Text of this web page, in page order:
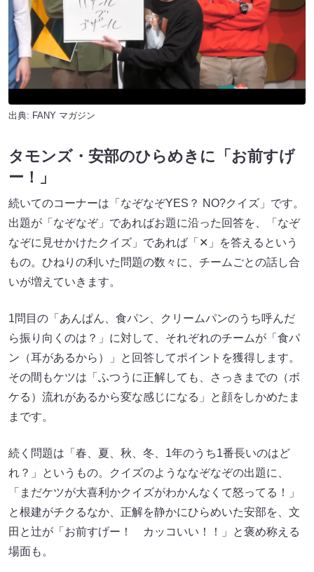
出典: FANY マガジン
タモンズ・安部のひらめきに「お前すげ
ー！」
続いてのコーナーは「なぞなぞYES？ NO?クイズ」です。
出題が「なぞなぞ」であればお題に沿った回答を、「なぞ
なぞに見せかけたクイズ」であれば「✕」を答えるという
もの。ひねりの利いた問題の数々に、チームごとの話し合
いが増えていきます。
1問目の「あんぱん、食パン、クリームパンのうち呼んだ
ら振り向くのは？」に対して、それぞれのチームが「食パ
ン（耳があるから）」と回答してポイントを獲得します。
その間もケツは「ふつうに正解しても、さっきまでの（ボ
ケる）流れがあるから変な感じになる」と顔をしかめたま
まです。
続く問題は「春、夏、秋、冬、1年のうち1番長いのはど
れ？」というもの。クイズのようななぞなぞの出題に、
「まだケツが大喜利かクイズがわかんなくて怒ってる！」
と根建がチクるなか、正解を静かにひらめいた安部を、文
田と辻が「お前すげー！ カッコいい！！」と褒め称える
場面も。